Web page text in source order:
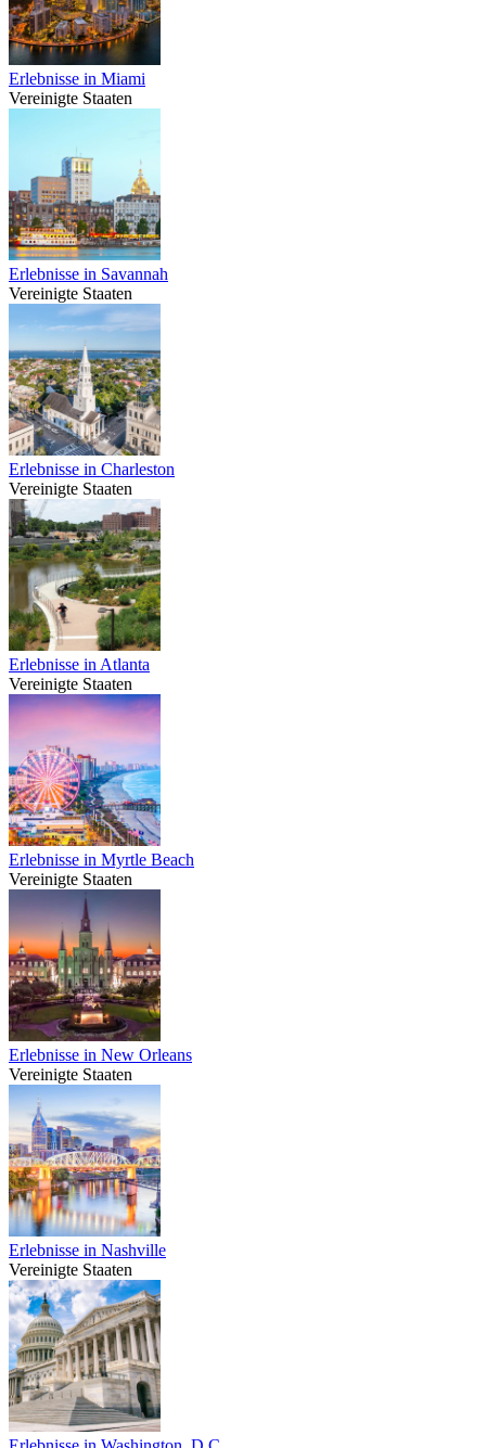
Erlebnisse in Miami
Vereinigte Staaten
Erlebnisse in Savannah
Vereinigte Staaten
Erlebnisse in Charleston
Vereinigte Staaten
Erlebnisse in Atlanta
Vereinigte Staaten
Erlebnisse in Myrtle Beach
Vereinigte Staaten
Erlebnisse in New Orleans
Vereinigte Staaten
Erlebnisse in Nashville
Vereinigte Staaten